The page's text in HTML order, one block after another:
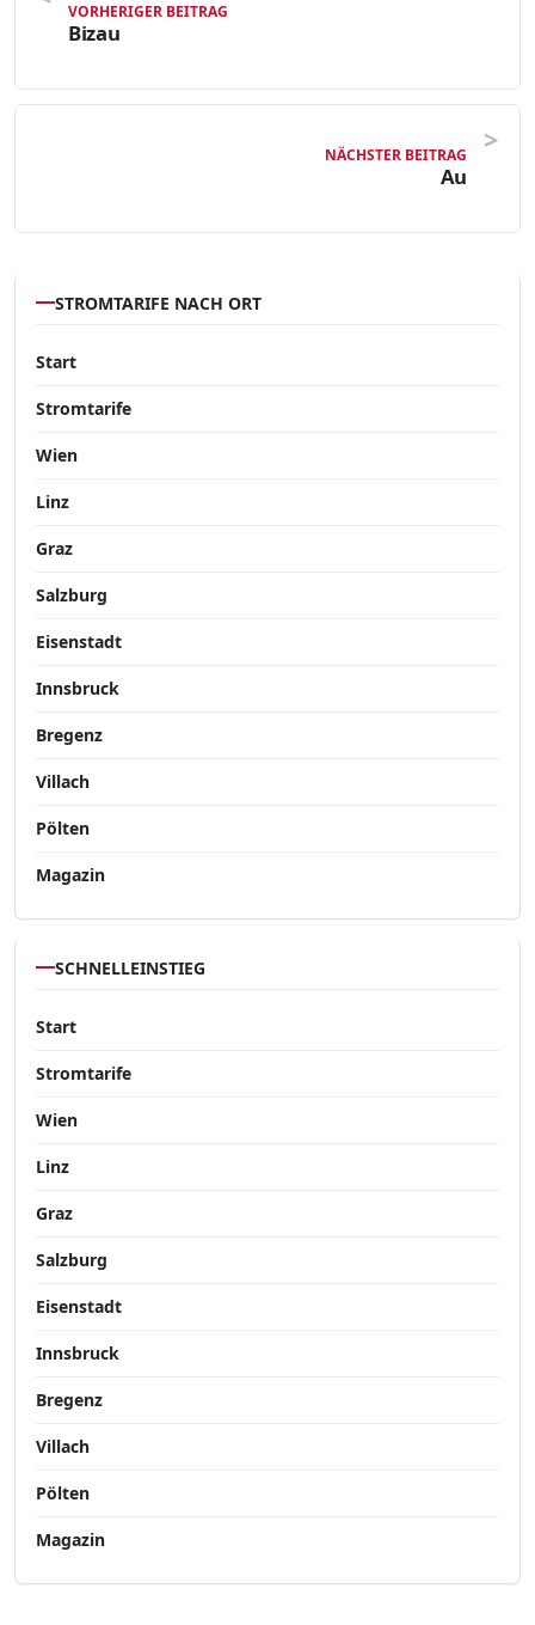
VORHERIGER BEITRAG
Bizau
NÄCHSTER BEITRAG
Au
STROMTARIFE NACH ORT
Start
Stromtarife
Wien
Linz
Graz
Salzburg
Eisenstadt
Innsbruck
Bregenz
Villach
Pölten
Magazin
SCHNELLEINSTIEG
Start
Stromtarife
Wien
Linz
Graz
Salzburg
Eisenstadt
Innsbruck
Bregenz
Villach
Pölten
Magazin